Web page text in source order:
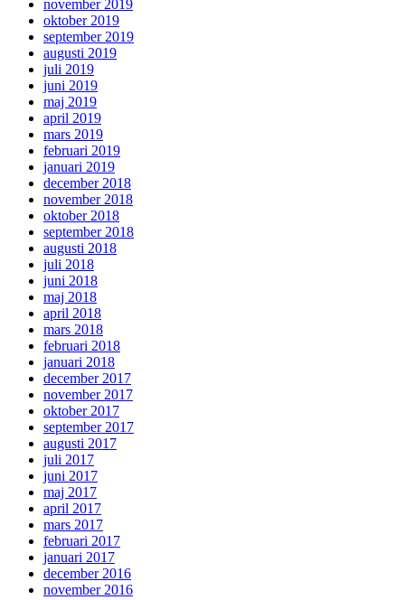
november 2019
oktober 2019
september 2019
augusti 2019
juli 2019
juni 2019
maj 2019
april 2019
mars 2019
februari 2019
januari 2019
december 2018
november 2018
oktober 2018
september 2018
augusti 2018
juli 2018
juni 2018
maj 2018
april 2018
mars 2018
februari 2018
januari 2018
december 2017
november 2017
oktober 2017
september 2017
augusti 2017
juli 2017
juni 2017
maj 2017
april 2017
mars 2017
februari 2017
januari 2017
december 2016
november 2016